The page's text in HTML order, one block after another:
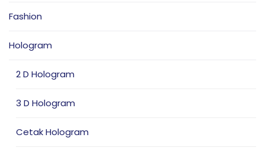
Fashion
Hologram
2 D Hologram
3 D Hologram
Cetak Hologram